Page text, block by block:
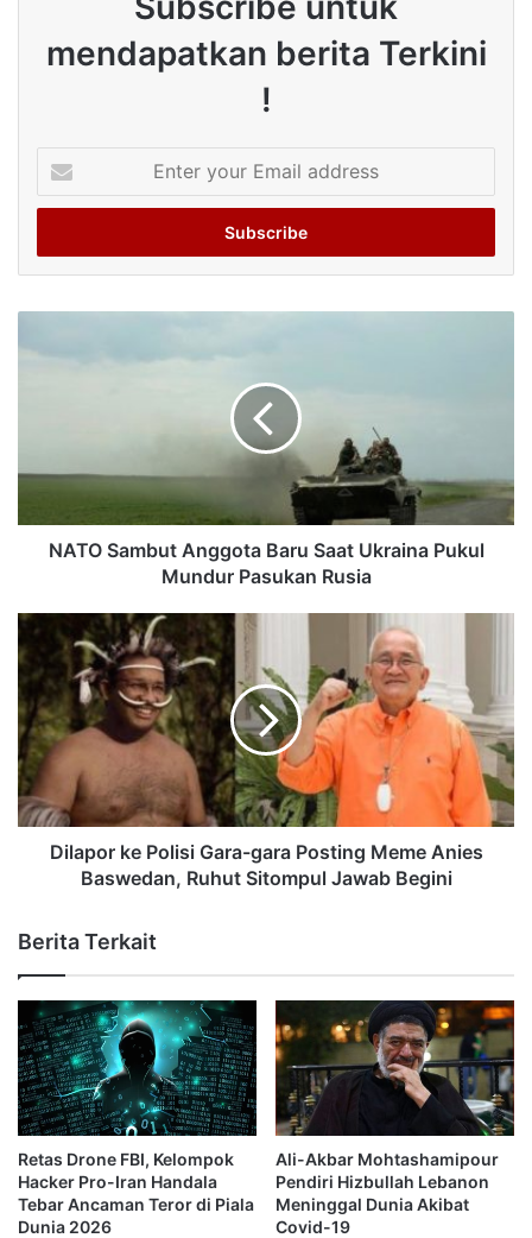
mendapatkan berita Terkini
!
your
Email
NATO Sambut Anggota Baru Saat Ukraina Pukul
Mundur Pasukan Rusia
Dilapor ke Polisi Gara-gara Posting Meme Anies
Baswedan, Ruhut Sitompul Jawab Begini
Berita Terkait
Retas Drone FBI, Kelompok
Hacker Pro-Iran Handala
Tebar Ancaman Teror di Piala
Dunia 2026
Ali-Akbar Mohtashamipour
Pendiri Hizbullah Lebanon
Meninggal Dunia Akibat
Covid-19